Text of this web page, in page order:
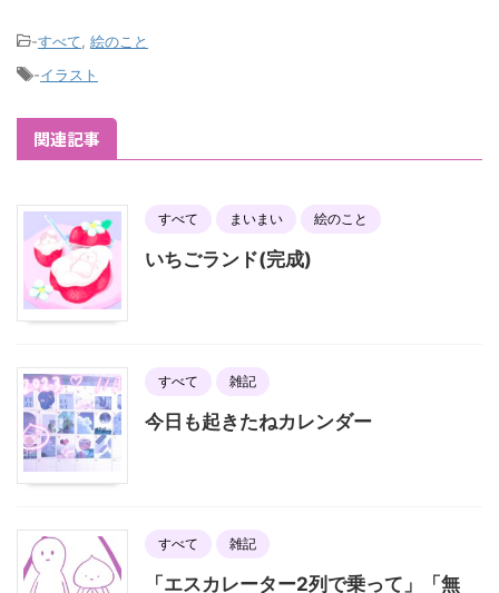
-すべて 絵のこと
-イラスト
関連記事
すべて まいまい 絵のこと
いちごランド(完成)
すべて 雑記
今日も起きたねカレンダー
すべて 雑記
「エスカレーター2列で乗って」「無